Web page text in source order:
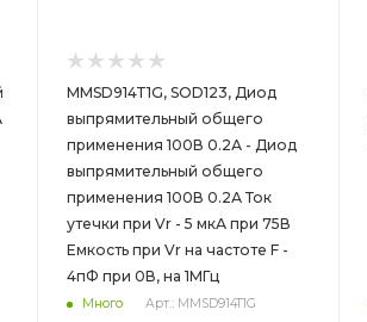
MMSD914T1G, SOD123, Диод
выпрямительный общего
применения 100В 0.2А - Диод
выпрямительный общего
применения 100В 0.2А Ток
утечки при Vr - 5 мкА при 75В
Емкость при Vr на частоте F -
4пФ при 0В, на 1МГц
Много Арт.: MMSD914T1G